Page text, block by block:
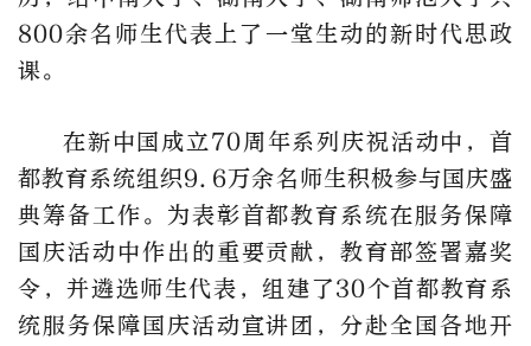
800余名师生代表上了一堂生动的新时代思政
课。
在新中国成立70周年系列庆祝活动中，首
都教育系统组织9.6万余名师生积极参与国庆盛
典筹备工作。为表彰首都教育系统在服务保障
国庆活动中作出的重要贡献，教育部签署嘉奖
令，并遴选师生代表，组建了30个首都教育系
统服务保障国庆活动宣讲团，分赴全国各地开